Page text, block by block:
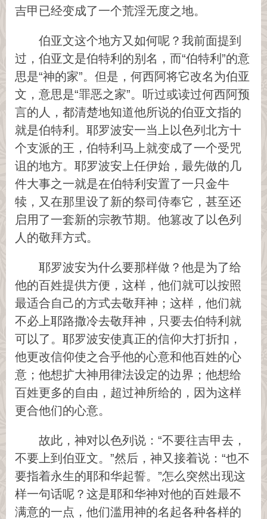
吉甲已经变成了一个荒淫无度之地。
伯亚文这个地方又如何呢？我前面提到
过，伯亚文是伯特利的别名，而“伯特利”的意
思是“神的家”。但是，何西阿将它改名为伯亚
文，意思是“罪恶之家”。听过或读过何西阿预
言的人，都清楚地知道他所说的伯亚文指的
就是伯特利。耶罗波安一当上以色列北方十
个支派的王，伯特利马上就变成了一个受咒
诅的地方。耶罗波安上任伊始，最先做的几
件大事之一就是在伯特利安置了一只金牛
犊，又在那里设了新的祭司侍奉它，甚至还
启用了一套新的宗教节期。他篡改了以色列
人的敬拜方式。
耶罗波安为什么要那样做？他是为了给
他的百姓提供方便，这样，他们就可以按照
最适合自己的方式去敬拜神；这样，他们就
不必上耶路撒冷去敬拜神，只要去伯特利就
可以了。耶罗波安使真正的信仰大打折扣，
他更改信仰使之合乎他的心意和他百姓的心
意；他想扩大神用律法设定的边界；他想给
百姓更多的自由，超过神所给的，因为这样
更合他们的心意。
故此，神对以色列说：“不要往吉甲去，
不要上到伯亚文。”然后，神又接着说：“也不
要指着永生的耶和华起誓。”怎么突然出现这
样一句话呢？这是耶和华神对他的百姓最不
满意的一点，他们滥用神的名起各种各样的